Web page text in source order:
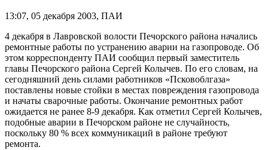
13:07, 05 декабря 2003, ПАИ
4 декабря в Лавровской волости Печорского района начались
ремонтные работы по устранению аварии на газопроводе. Об
этом корреспонденту ПАИ сообщил первый заместитель
главы Печорского района Сергей Колычев. По его словам, на
сегодняшний день силами работников «Псковоблгаза»
поставлены новые стойки в местах повреждения газопровода
и начаты сварочные работы. Окончание ремонтных работ
ожидается не ранее 8-9 декабря. Как отметил Сергей Колычев,
подобные аварии в Печорском районе не случайность,
поскольку 80 % всех коммуникаций в районе требуют
ремонта.